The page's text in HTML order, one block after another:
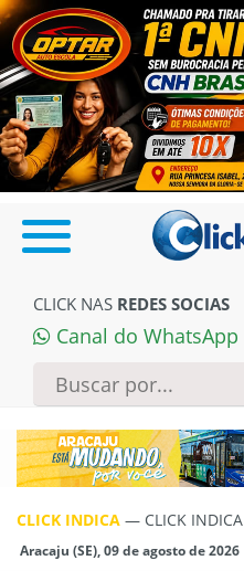
CLICK NAS REDES SOCIAS
Canal do WhatsApp
CLICK INDICA — CLICK INDICA
Aracaju (SE), 09 de agosto de 2026